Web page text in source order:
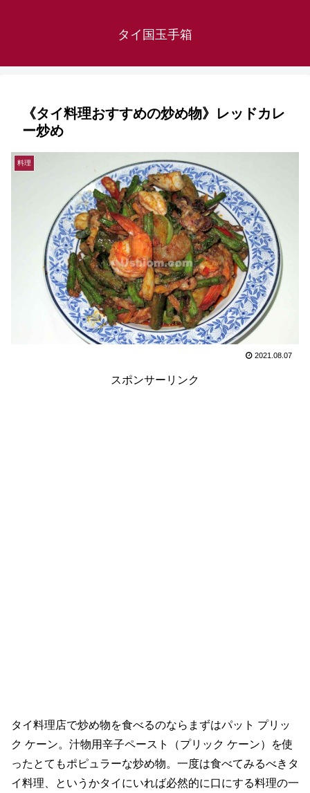
タイ国玉手箱
《タイ料理おすすめの炒め物》レッドカレ
ー炒め
料理
2021.08.07
スポンサーリンク
タイ料理店で炒め物を食べるのならまずはパット プリッ
ク ケーン。汁物用辛子ペースト（プリック ケーン）を使
ったとてもポピュラーな炒め物。一度は食べてみるべきタ
イ料理、というかタイにいれば必然的に口にする料理の一